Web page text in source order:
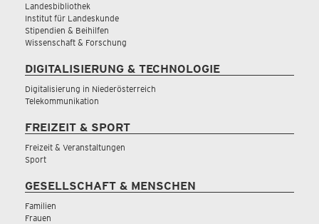
Landesbibliothek
Institut für Landeskunde
Stipendien & Beihilfen
Wissenschaft & Forschung
DIGITALISIERUNG & TECHNOLOGIE
Digitalisierung in Niederösterreich
Telekommunikation
FREIZEIT & SPORT
Freizeit & Veranstaltungen
Sport
GESELLSCHAFT & MENSCHEN
Familien
Frauen